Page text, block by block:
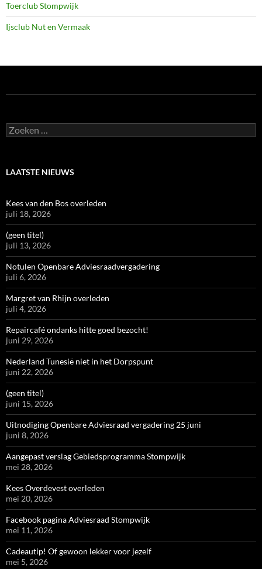
Toerclub Stompwijk
Ijsclub Nut en Vermaak
Zoeken
naar:
LAATSTE NIEUWS
Kees van den Bos overleden
juli 18, 2026
(geen titel)
juli 13, 2026
Notulen Openbare Adviesraadvergadering
juli 6, 2026
Margret van Rhijn overleden
juli 4, 2026
Repaircafé ondanks hitte goed bezocht!
juni 29, 2026
Nederland Tunesië niet in het Dorpspunt
juni 22, 2026
(geen titel)
juni 15, 2026
Uitnodiging Openbare Adviesraad vergadering 25 juni
juni 8, 2026
Aangepast verslag Gebiedsprogramma Stompwijk
mei 28, 2026
Kees Overdevest overleden
mei 20, 2026
Facebook pagina Adviesraad Stompwijk
mei 11, 2026
Cadeautip! Of gewoon lekker voor jezelf
mei 5, 2026